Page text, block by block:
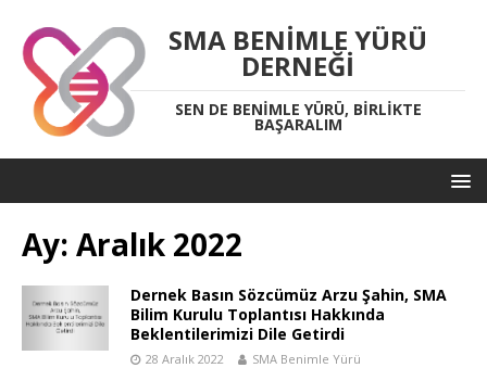
SMA BENIMLE YÜRÜ
DERNEĞI
SEN DE BENIMLE YÜRÜ, BIRLIKTE
BAŞARALIM
Ay: Aralık 2022
Dernek Basın Sözcümüz Arzu Şahin, SMA
Bilim Kurulu Toplantısı Hakkında
Beklentilerimizi Dile Getirdi
28 Aralık 2022 SMA Benimle Yürü